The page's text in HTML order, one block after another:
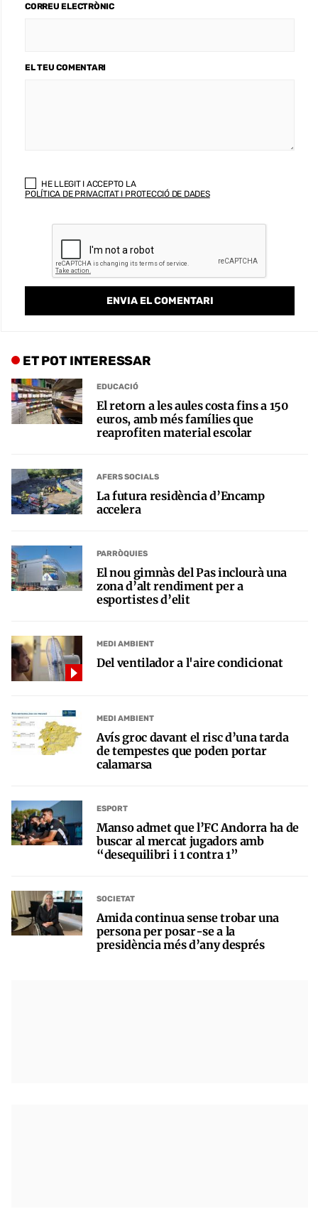
CORREU ELECTRÒNIC
EL TEU COMENTARI
HE LLEGIT I ACCEPTO LA
POLÍTICA DE PRIVACITAT I PROTECCIÓ DE DADES
ET POT INTERESSAR
EDUCACIÓ
El retorn a les aules costa fins a 150
euros, amb més famílies que
reaprofiten material escolar
AFERS SOCIALS
La futura residència d’Encamp
accelera
PARRÒQUIES
El nou gimnàs del Pas inclourà una
zona d’alt rendiment per a
esportistes d’elit
MEDI AMBIENT
Del ventilador a l'aire condicionat
MEDI AMBIENT
Avís groc davant el risc d’una tarda
de tempestes que poden portar
calamarsa
ESPORT
Manso admet que l’FC Andorra ha de
buscar al mercat jugadors amb
“desequilibri i 1 contra 1”
SOCIETAT
Amida continua sense trobar una
persona per posar-se a la
presidència més d’any després